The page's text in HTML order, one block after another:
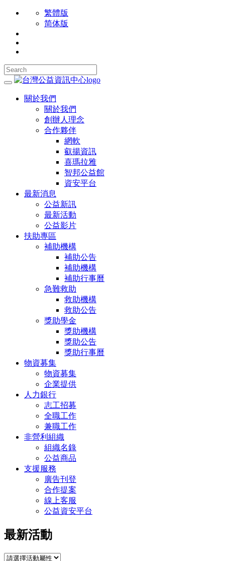
繁體版
简体版
關於我們
關於我們
創辦人理念
合作夥伴
網軟
叡揚資訊
喜瑪拉雅
智邦公益館
資安平台
最新消息
公益新訊
最新活動
公益影片
扶助專區
補助機構
補助公告
補助機構
補助行事曆
急難救助
救助機構
救助公告
獎助學金
獎助機構
獎助公告
獎助行事曆
物資募集
物資募集
企業提供
人力銀行
志工招募
全職工作
兼職工作
非營利組織
組織名錄
公益商品
支援服務
廣告刊登
合作提案
線上客服
公益資安平台
最新活動